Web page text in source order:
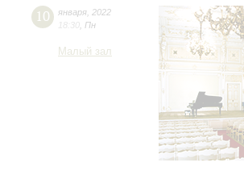
10 января 2022
18:30 Пн
Малый зал